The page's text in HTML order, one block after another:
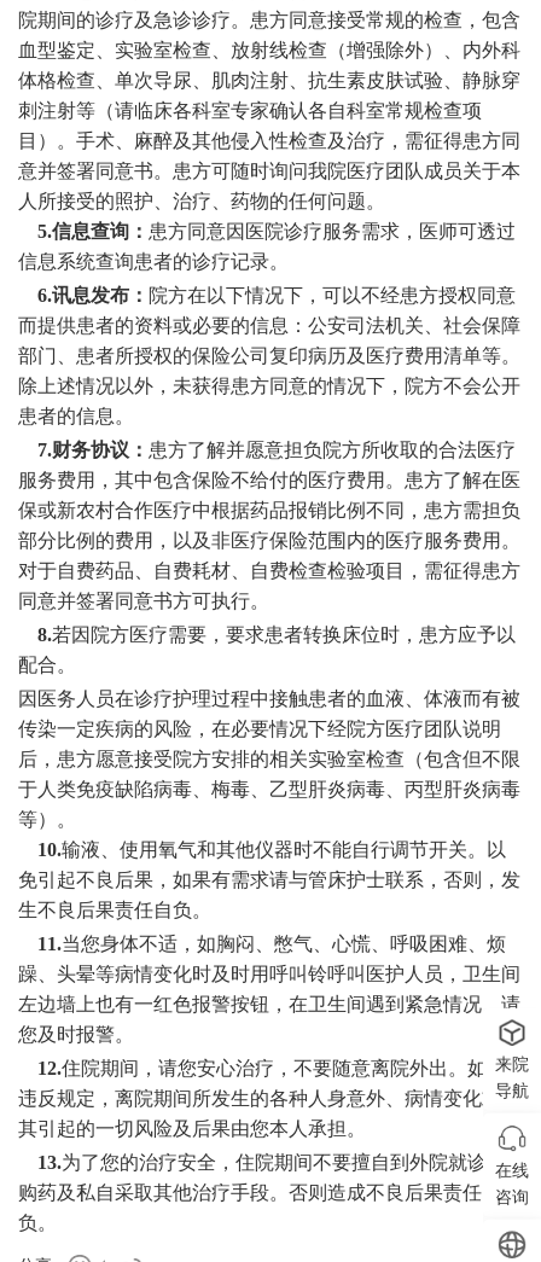
院期间的诊疗及急诊诊疗。患方同意接受常规的检查，包含
血型鉴定、实验室检查、放射线检查（增强除外）、内外科
体格检查、单次导尿、肌肉注射、抗生素皮肤试验、静脉穿
刺注射等（请临床各科室专家确认各自科室常规检查项
目）。手术、麻醉及其他侵入性检查及治疗，需征得患方同
意并签署同意书。患方可随时询问我院医疗团队成员关于本
人所接受的照护、治疗、药物的任何问题。
5.信息查询： 患方同意因医院诊疗服务需求，医师可透过
信息系统查询患者的诊疗记录。
6.讯息发布： 院方在以下情况下，可以不经患方授权同意
而提供患者的资料或必要的信息：公安司法机关、社会保障
部门、患者所授权的保险公司复印病历及医疗费用清单等。
除上述情况以外，未获得患方同意的情况下，院方不会公开
患者的信息。
7.财务协议： 患方了解并愿意担负院方所收取的合法医疗
服务费用，其中包含保险不给付的医疗费用。患方了解在医
保或新农村合作医疗中根据药品报销比例不同，患方需担负
部分比例的费用，以及非医疗保险范围内的医疗服务费用。
对于自费药品、自费耗材、自费检查检验项目，需征得患方
同意并签署同意书方可执行。
8.若因院方医疗需要，要求患者转换床位时，患方应予以
配合。
因医务人员在诊疗护理过程中接触患者的血液、体液而有被
传染一定疾病的风险，在必要情况下经院方医疗团队说明
后，患方愿意接受院方安排的相关实验室检查（包含但不限
于人类免疫缺陷病毒、梅毒、乙型肝炎病毒、丙型肝炎病毒
等）。
10.输液、使用氧气和其他仪器时不能自行调节开关。以
免引起不良后果，如果有需求请与管床护士联系，否则，发
生不良后果责任自负。
11.当您身体不适，如胸闷、憋气、心慌、呼吸困难、烦
躁、头晕等病情变化时及时用呼叫铃呼叫医护人员，卫生间
左边墙上也有一红色报警按钮，在卫生间遇到紧急情况，请
您及时报警。
12.住院期间，请您安心治疗，不要随意离院外出。如果
违反规定，离院期间所发生的各种人身意外、病情变化或由
其引起的一切风险及后果由您本人承担。
13.为了您的治疗安全，住院期间不要擅自到外院就诊、
购药及私自采取其他治疗手段。否则造成不良后果责任自
负。
来院
导航
在线
咨询